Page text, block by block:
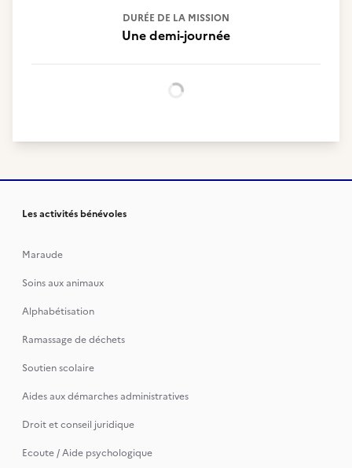
DURÉE DE LA MISSION
Une demi-journée
Les activités bénévoles
Maraude
Soins aux animaux
Alphabétisation
Ramassage de déchets
Soutien scolaire
Aides aux démarches administratives
Droit et conseil juridique
Ecoute / Aide psychologique